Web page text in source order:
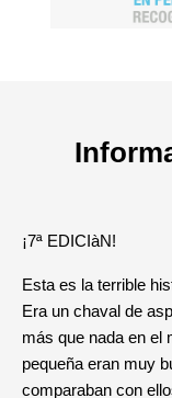
¡7ª EDICIàN!
Esta es la terrible
Era un chaval de
más que nada en el
pequeña eran muy
comparaban con